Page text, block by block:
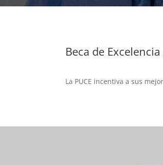
Beca de
La PUCE incentiva a sus